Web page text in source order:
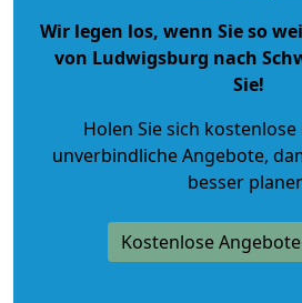
Wir legen los, wenn Sie so
von Ludwigsburg nach
Sie!
Holen Sie sich
unverbindliche Angebote,
besser
Kostenlose